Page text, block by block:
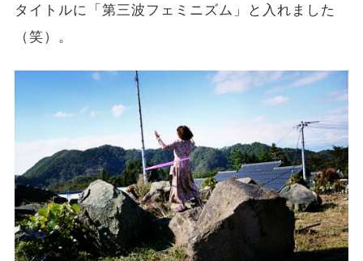
タイトルに「第三波フェミニズム」と入れました
（笑）。